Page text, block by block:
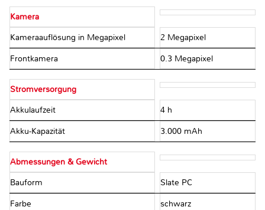
Kamera
Kameraauflösung in Megapixel 2 Megapixel
Frontkamera 0.3 Megapixel
Stromversorgung
Akkulaufzeit 4 h
Akku-Kapazität 3.000 mAh
Abmessungen & Gewicht
Bauform Slate PC
Farbe schwarz